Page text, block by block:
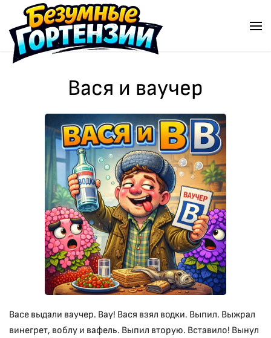
Перейти к содержимому
Вася и ваучер
Васе выдали ваучер. Вау! Вася взял водки. Выпил. Выжрал
винегрет, воблу и вафель. Выпил вторую. Вставило! Вынул